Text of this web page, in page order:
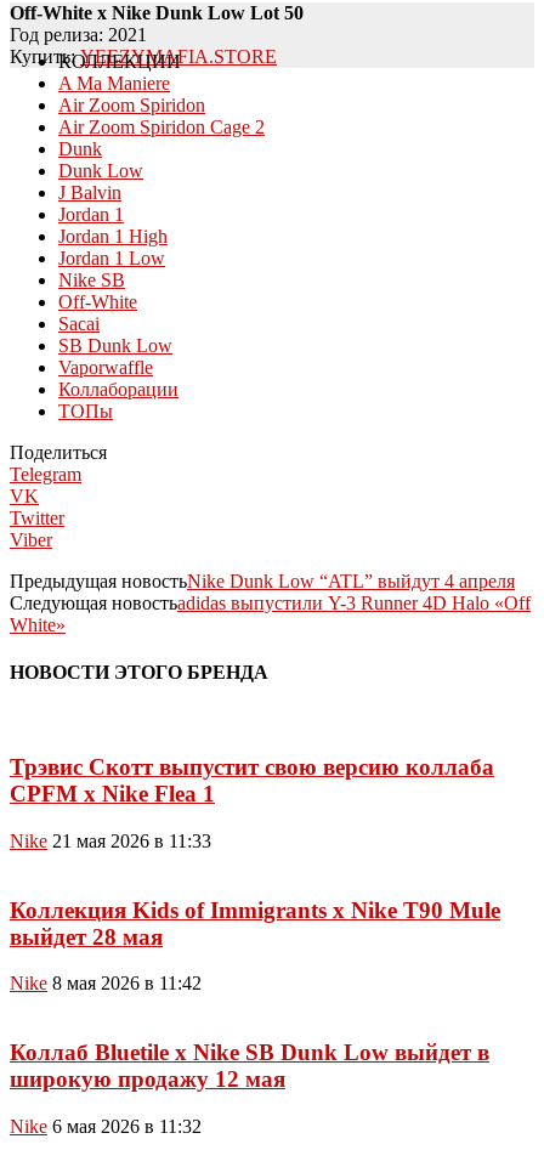
Off-White x Nike Dunk Low Lot 50
Год релиза: 2021
Купить:YEEZYMAFIA.STORE
КОЛЛЕКЦИИ
A Ma Maniere
Air Zoom Spiridon
Air Zoom Spiridon Cage 2
Dunk
Dunk Low
J Balvin
Jordan 1
Jordan 1 High
Jordan 1 Low
Nike SB
Off-White
Sacai
SB Dunk Low
Vaporwaffle
Коллаборации
ТОПы
Поделиться
Telegram
VK
Twitter
Viber
Предыдущая новостьNike Dunk Low “ATL” выйдут 4 апреля
Следующая новостьadidas выпустили Y-3 Runner 4D Halo «Off
White»
НОВОСТИ ЭТОГО БРЕНДА
Трэвис Скотт выпустит свою версию коллаба
CPFM x Nike Flea 1
Nike 21 мая 2026 в 11:33
Коллекция Kids of Immigrants x Nike T90 Mule
выйдет 28 мая
Nike 8 мая 2026 в 11:42
Коллаб Bluetile x Nike SB Dunk Low выйдет в
широкую продажу 12 мая
Nike 6 мая 2026 в 11:32